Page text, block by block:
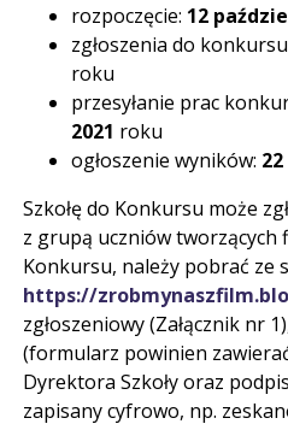
rozpoczęcie: 12
zgłoszenia do
roku
przesyłanie prac
2021 roku
ogłoszenie wyników:
Szkołę do Konkursu może
z grupą uczniów tworzących
Konkursu, należy pobrać ze
https://
zgłoszeniowy (Załącznik nr
(formularz powinien
Dyrektora Szkoły oraz
zapisany cyfrowo, np.